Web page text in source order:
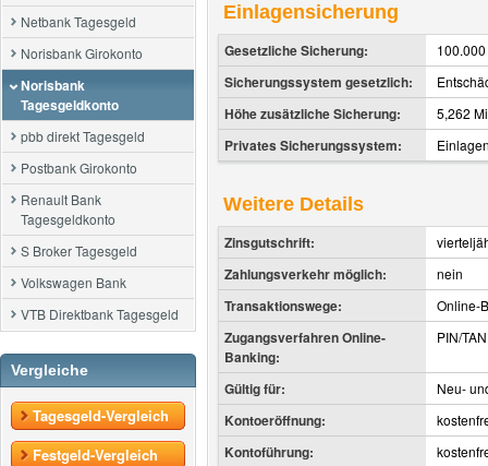
Netbank Tagesgeld
Norisbank Girokonto
Norisbank
Tagesgeldkonto
pbb direkt Tagesgeld
Postbank Girokonto
Renault Bank
Tagesgeldkonto
S Broker Tagesgeld
Volkswagen Bank
VTB Direktbank Tagesgeld
Vergleiche
Tagesgeld-Vergleich
Festgeld-Vergleich
Einlagensicherung
Gesetzliche Sicherung:
Sicherungssystem gesetzlich:
Höhe zusätzliche Sicherung: 5,262
Privates Sicherungssystem:
Weitere Details
Zinsgutschrift:
Zahlungsverkehr möglich: nein
Transaktionswege: Online-
Zugangsverfahren Online-
Banking:
PIN/
Gültig für: Neu-
Kontoeröffnung:
Kontoführung: